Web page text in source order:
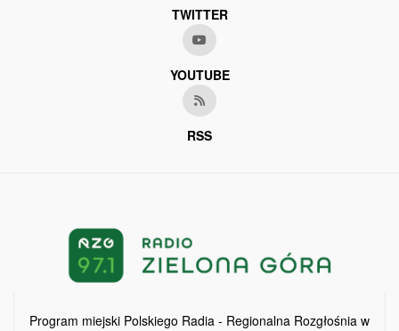
TWITTER
YOUTUBE
RSS
Program miejski Polskiego Radia - Regionalna Rozgłośnia w